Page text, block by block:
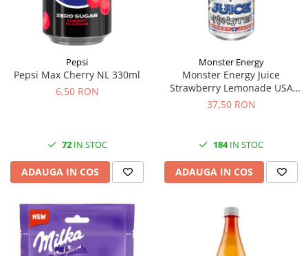
Pepsi
Pepsi Max Cherry NL 330ml
6,50 RON
72IN STOC
ADAUGA IN COS
Monster Energy
Monster Energy Juice
Strawberry Lemonade USA
473ml
37,50 RON
184IN STOC
ADAUGA IN COS